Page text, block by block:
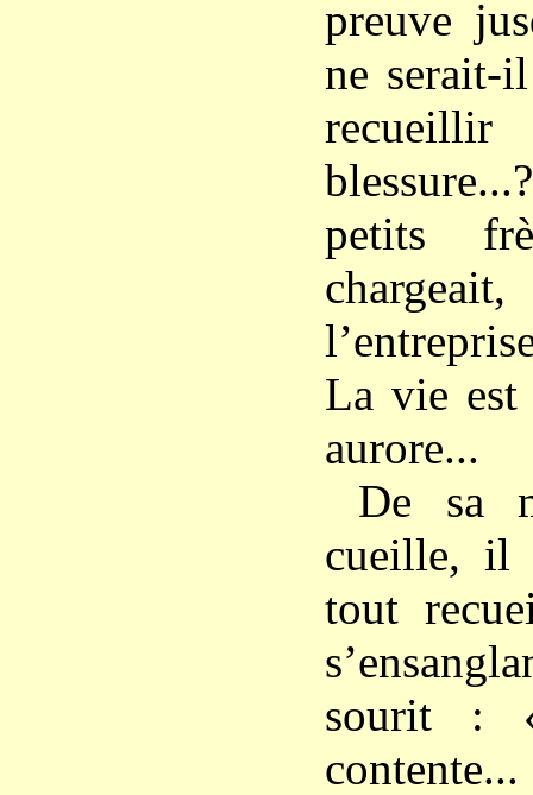
preuve
ne serait-
petits
La vie est
aurore...
De sa
cueille, il
tout
sourit :